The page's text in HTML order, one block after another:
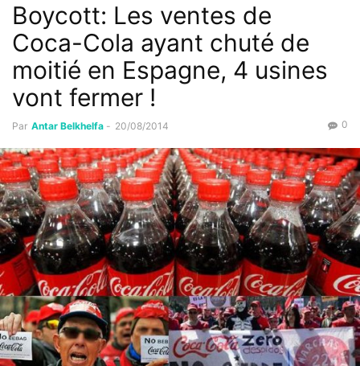
Boycott: Les ventes de
Coca-Cola ayant chuté de
moitié en Espagne, 4 usines
vont fermer !
Par Antar Belkhelfa - 20/08/2014 0